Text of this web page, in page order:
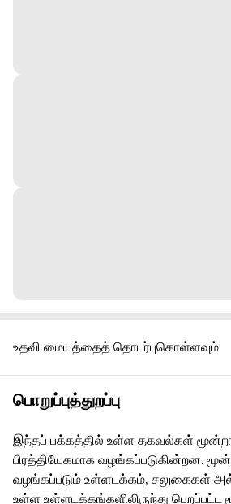
உதவி மையத்தைத் தொடர்புகொள்ளவும்
பொறுப்புத்துறப்பு
இந்தப் பக்கத்தில் உள்ள தகவல்கள்
பிரத்தியேகமாக வழங்கப்படுகின்றன.
வழங்கப்படும் உள்ளடக்கம், சலுகைகள்
உள்ள உள்ளடக்கங்களிலிருந்து பெறப்பட்ட